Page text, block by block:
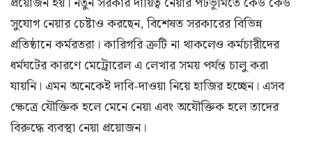
সুযোগ নেয়ার চেষ্টাও করছেন, বিশেষত সরকারের বিভিন্ন
প্রতিষ্ঠানে কর্মরতরা। কারিগরি ত্রুটি না থাকলেও কর্মচারীদের
ধর্মঘটের কারণে মেট্রোরেল এ লেখার সময় পর্যন্ত চালু করা
যায়নি। এমন অনেকেই দাবি-দাওয়া নিয়ে হাজির হচ্ছেন। এসব
ক্ষেত্রে যৌক্তিক হলে মেনে নেয়া এবং অযৌক্তিক হলে তাদের
বিরুদ্ধে ব্যবস্থা নেয়া প্রয়োজন।